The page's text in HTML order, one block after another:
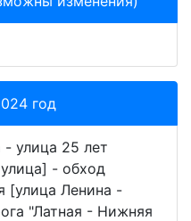
год
улица 25 лет
- обход
[улица Ленина -
"Латная - Нижняя